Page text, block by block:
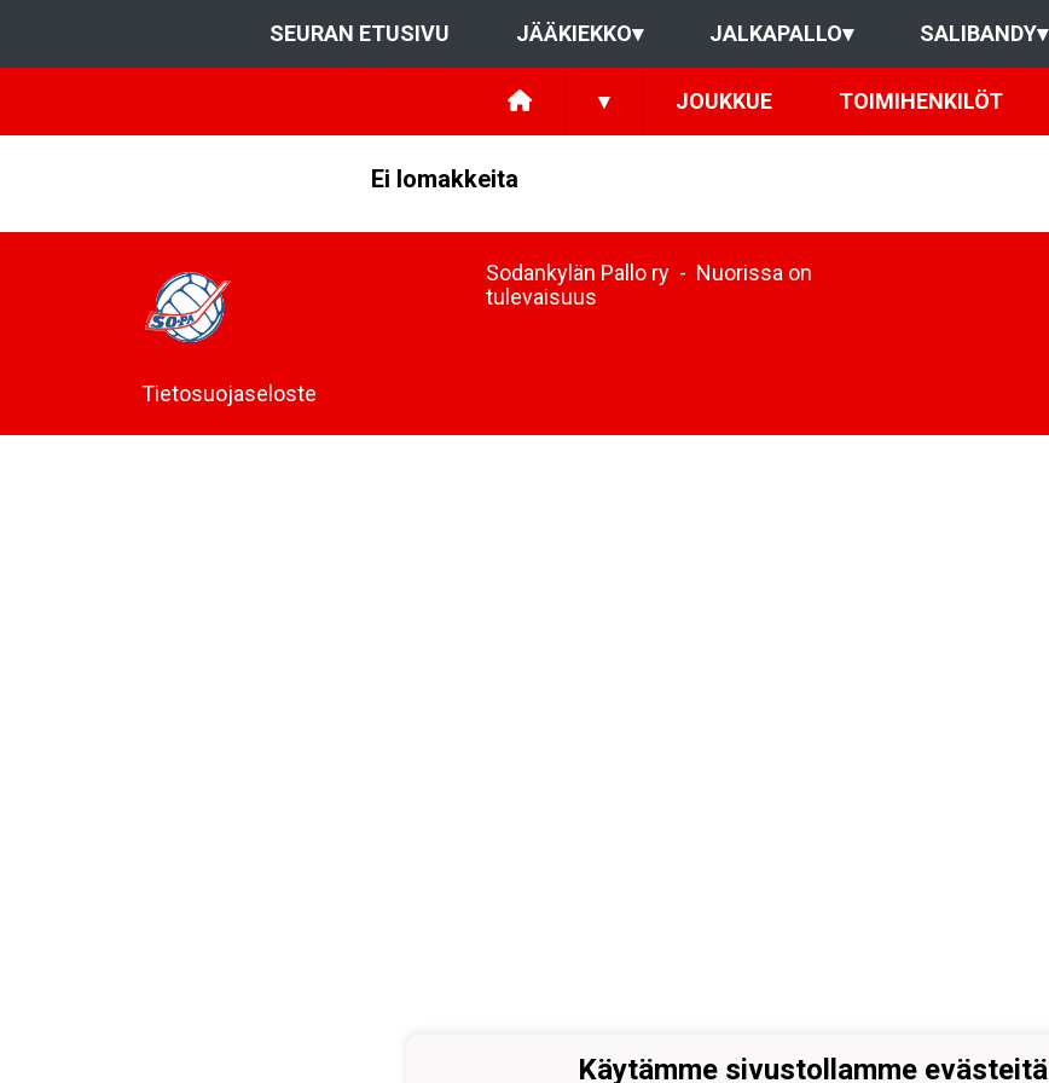
SEURAN ETUSIVU JÄÄKIEKKO▾ JALKAPALLO▾ SALIBANDY▾
▾ JOUKKUE TOIMIHENKILÖT
Ei lomakkeita
Tietosuojaseloste
Sodankylän Pallo ry - Nuorissa on
tulevaisuus
Käytämme sivustollamme evästeitä